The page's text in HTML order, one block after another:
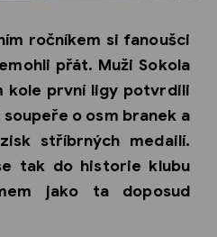
ročníkem si fanoušci
přát. Muži Sokola
kole první ligy potvrdili
o osm branek a
stříbrných medailí.
tak do historie klubu
jako ta doposud